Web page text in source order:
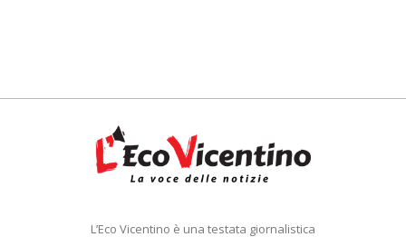
L’Eco Vicentino è una testata giornalistica